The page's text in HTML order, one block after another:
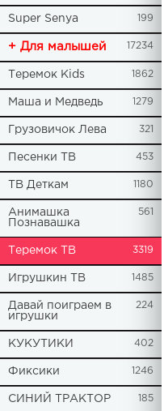
Super Senya 199
+ Для малышей 17234
Теремок Kids 1862
Маша и Медведь 1279
Грузовичок Лева 321
Песенки ТВ 453
ТВ Деткам 1180
Анимашка
Познавашка
561
Теремок ТВ 3319
Игрушкин ТВ 1485
Давай поиграем в
игрушки
224
КУКУТИКИ 402
Фиксики 1246
СИНИЙ ТРАКТОР 185